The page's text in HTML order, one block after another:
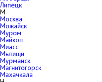
Липецк
М
Москва
Можайск
Муром
Майкоп
Миасс
Мытищи
Мурманск
Магнитогорск
Махачкала